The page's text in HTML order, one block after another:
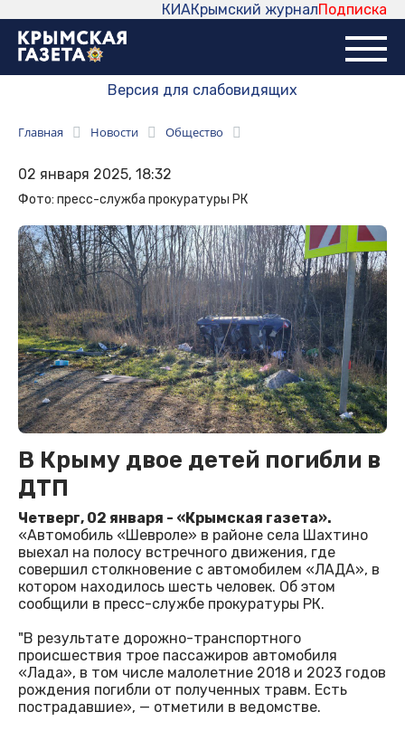
Подписка
Крымский журнал
КИА
Версия для слабовидящих
Главная Новости Общество
02 января 2025, 18:32
Фото: пресс-служба прокуратуры РК
В Крыму двое детей погибли в
ДТП
Четверг, 02 января - «Крымская газета».
«Автомобиль «Шевроле» в районе села Шахтино
выехал на полосу встречного движения, где
совершил столкновение с автомобилем «ЛАДА», в
котором находилось шесть человек. Об этом
сообщили в пресс-службе прокуратуры РК.
"В результате дорожно-транспортного
происшествия трое пассажиров автомобиля
«Лада», в том числе малолетние 2018 и 2023 годов
рождения погибли от полученных травм. Есть
пострадавшие», — отметили в ведомстве.